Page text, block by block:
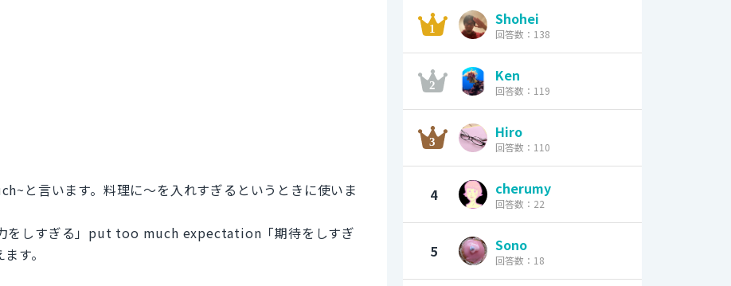
と言います。料理に～を入れすぎるというときに使いま
しすぎる」put too much expectation「期待をしすぎ
す。
Shohei
回答数：138
Ken
回答数：119
Hiro
回答数：110
4 cherumy
回答数：22
5 Sono
回答数：18